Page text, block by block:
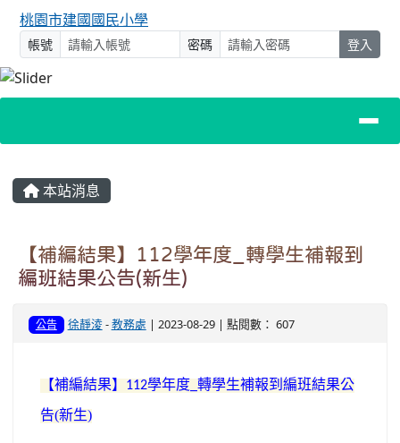
桃園市建國國民小學
帳號 密碼 登入
主內容區域
本站消息
【補編結果】112學年度_轉學生補報到
編班結果公告(新生)
公告 徐靜淩-教務處 | 2023-08-29 | 點閱數： 607
【補編結果】 112學年度 轉學生補報到編班結果公
告(新生)